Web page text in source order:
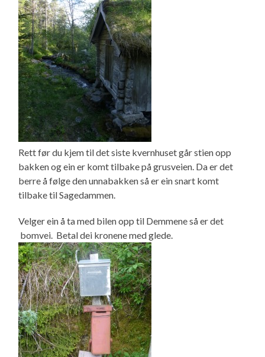
Rett før du kjem til det siste kvernhuset går stien opp
bakken og ein er komt tilbake på grusveien. Da er det
berre å følge den unnabakken så er ein snart komt
tilbake til Sagedammen.
Velger ein å ta med bilen opp til Demmene så er det
bomvei. Betal dei kronene med glede.